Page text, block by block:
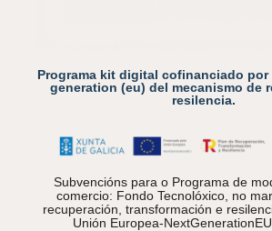
Programa kit digital cofinanciado
generation (eu) del mecanismo de
resilencia.
Subvencións para o Programa de
comercio: Fondo Tecnolóxico, no
recuperación, transformación e
Unión Europea-